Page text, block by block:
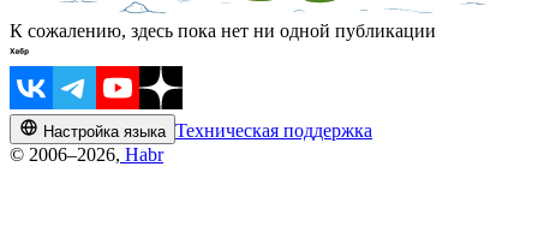
К сожалению, здесь пока нет ни одной публикации
Настройка языка Техническая поддержка
© 2006–2026, Habr